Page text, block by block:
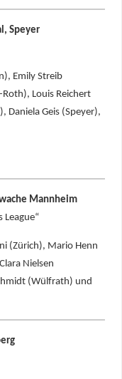
Speyer
Emily Streib
Louis Reichert
Daniela Geis (Speyer),
Mannheim
League“
(Zürich), Mario Henn
Nielsen
(Wülfrath) und